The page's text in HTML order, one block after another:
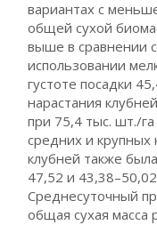
вариантах с
общей сухой
выше в сравнении
использовании
густоте посадки
нарастания
при 75,4 тыс. шт./га
средних и крупных
клубней также
47,52 и 43,38–50,02
Среднесуточный
общая сухая масса